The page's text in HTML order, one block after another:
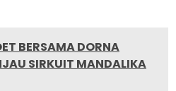
BERSAMA DORNA
SIRKUIT MANDALIKA